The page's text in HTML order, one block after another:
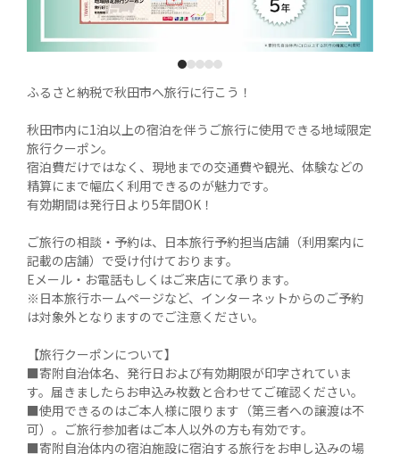
1 2 3 4 5
ふるさと納税で秋田市へ旅行に行こう！
秋田市内に1泊以上の宿泊を伴うご旅行に使用できる地域限定
旅行クーポン。
宿泊費だけではなく、現地までの交通費や観光、体験などの
精算にまで幅広く利用できるのが魅力です。
有効期間は発行日より5年間OK！
ご旅行の相談・予約は、日本旅行予約担当店舗（利用案内に
記載の店舗）で受け付けております。
Eメール・お電話もしくはご来店にて承ります。
※日本旅行ホームページなど、インターネットからのご予約
は対象外となりますのでご注意ください。
【旅行クーポンについて】
■寄附自治体名、発行日および有効期限が印字されていま
す。届きましたらお申込み枚数と合わせてご確認ください。
■使用できるのはご本人様に限ります（第三者への譲渡は不
可）。ご旅行参加者はご本人以外の方も有効です。
■寄附自治体内の宿泊施設に宿泊する旅行をお申し込みの場